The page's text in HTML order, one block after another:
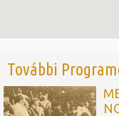
További